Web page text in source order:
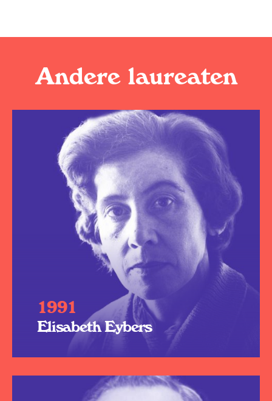
Andere laureaten
1991
Elisabeth Eybers